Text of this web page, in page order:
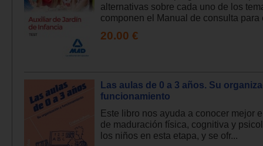
alternativas sobre cada uno de los
componen el Manual de consulta para
20.00 €
Las aulas de 0 a 3 años. Su
funcionamiento
Este libro nos ayuda a conocer mejor
de maduración física, cognitiva y
los niños en esta etapa, y se ofr...